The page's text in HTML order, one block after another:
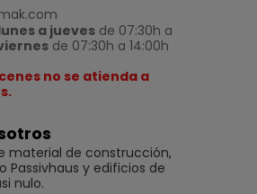
a jueves de 07:30h a
de 07:30h a 14:00h
no se atienda a
material de construcción,
Passivhaus y edificios de
nulo.